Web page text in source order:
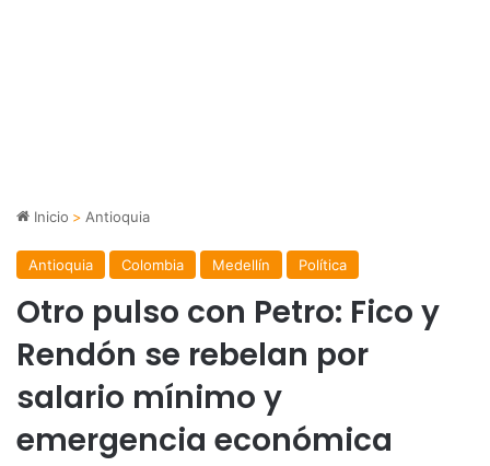
Inicio > Antioquia
Antioquia Colombia Medellín Política
Otro pulso con Petro: Fico y
Rendón se rebelan por
salario mínimo y
emergencia económica